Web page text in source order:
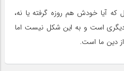
که آیا خودش هم روزه گرفته یا نه،
است و به این شکل نیست اما
دین ما است.